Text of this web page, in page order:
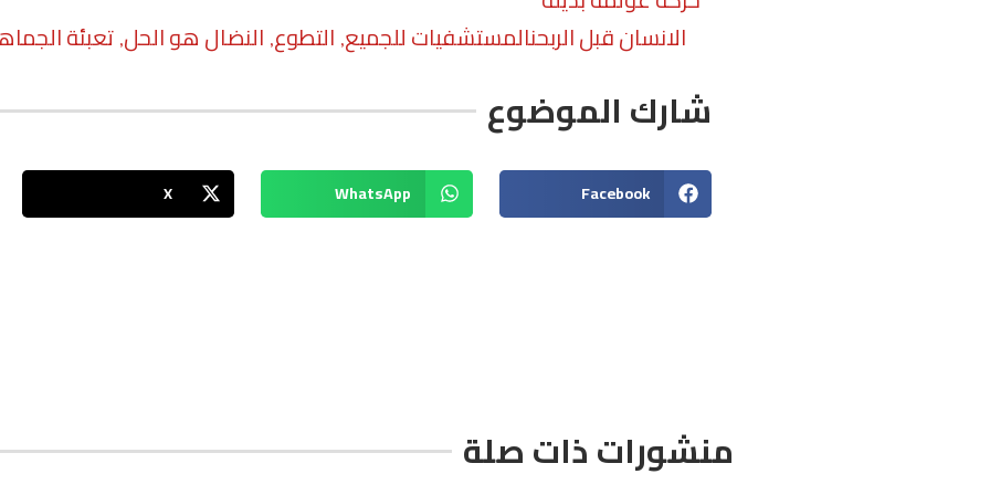
الانسان قبل الربحنالمستشفيات للجميع, التطوع, النضال هو الحل, تعبئة
شارك الموضوع
Facebook
WhatsApp
X
منشورات ذات صلة